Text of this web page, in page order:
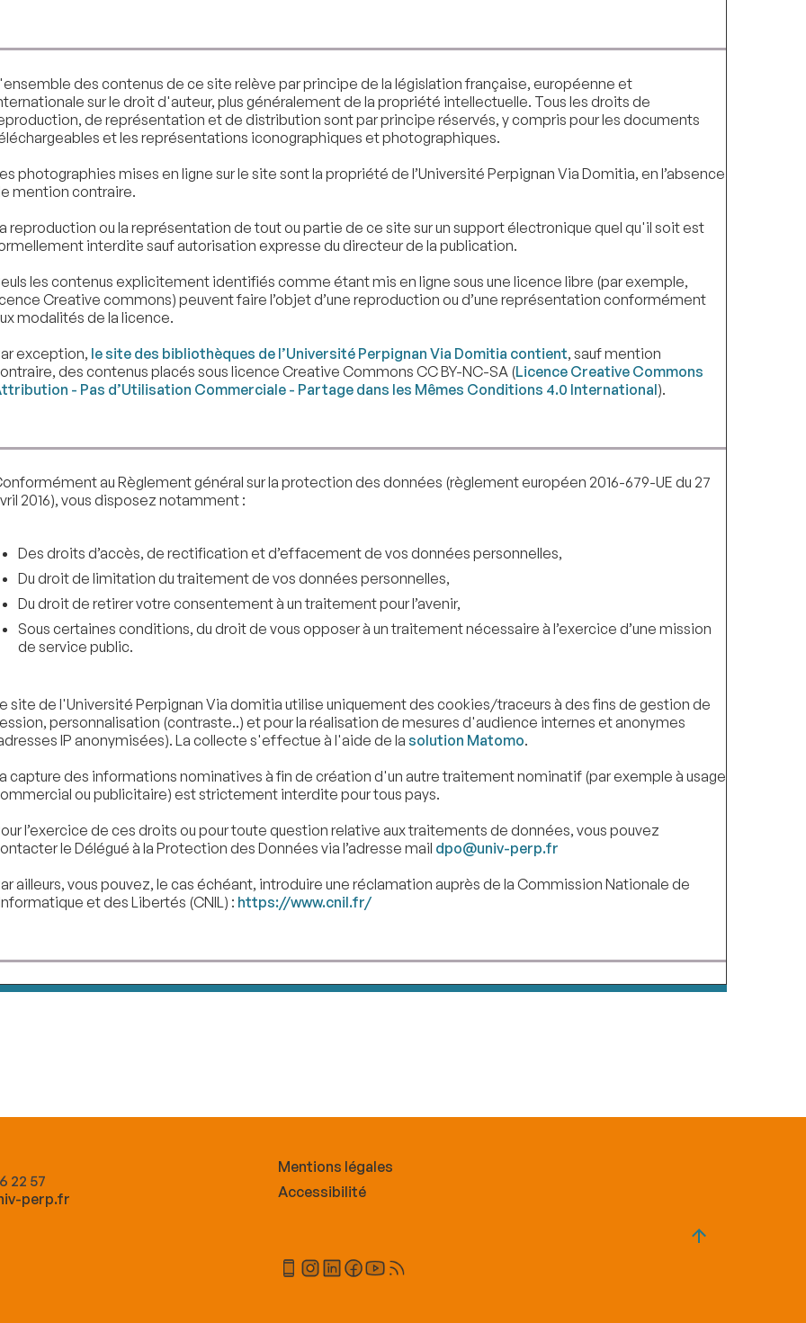
des contenus de ce site relève par principe de la législation française, européenne et
sur le droit d'auteur, plus généralement de la propriété intellectuelle. Tous les droits de
de représentation et de distribution sont par principe réservés, y compris pour les documents
et les représentations iconographiques et photographiques.
photographies mises en ligne sur le site sont la propriété de l’Université Perpignan Via Domitia, en l’absence
mention contraire.
reproduction ou la représentation de tout ou partie de ce site sur un support électronique quel qu'il soit est
interdite sauf autorisation expresse du directeur de la publication.
les contenus explicitement identifiés comme étant mis en ligne sous une licence libre (par exemple,
Creative commons) peuvent faire l’objet d’une reproduction ou d’une représentation conformément
modalités de la licence.
exception, le site des bibliothèques de l’Université Perpignan Via Domitia contient, sauf mention
des contenus placés sous licence Creative Commons CC BY-NC-SA (Licence Creative Commons
- Pas d’Utilisation Commerciale - Partage dans les Mêmes Conditions 4.0 International).
au Règlement général sur la protection des données (règlement européen 2016-679-UE du 27
2016), vous disposez notamment :
Des droits d’accès, de rectification et d’effacement de vos données personnelles,
Du droit de limitation du traitement de vos données personnelles,
Du droit de retirer votre consentement à un traitement pour l’avenir,
Sous certaines conditions, du droit de vous opposer à un traitement nécessaire à l’exercice d’une mission
de service public.
site de l'Université Perpignan Via domitia utilise uniquement des cookies/traceurs à des fins de gestion de
personnalisation (contraste..) et pour la réalisation de mesures d'audience internes et anonymes
IP anonymisées). La collecte s'effectue à l'aide de la solution Matomo.
capture des informations nominatives à fin de création d'un autre traitement nominatif (par exemple à usage
ou publicitaire) est strictement interdite pour tous pays.
l’exercice de ces droits ou pour toute question relative aux traitements de données, vous pouvez
le Délégué à la Protection des Données via l’adresse mail dpo@univ-perp.fr
ailleurs, vous pouvez, le cas échéant, introduire une réclamation auprès de la Commission Nationale de
et des Libertés (CNIL) : https://www.cnil.fr/
22 57
perp.fr
Mentions légales
Accessibilité